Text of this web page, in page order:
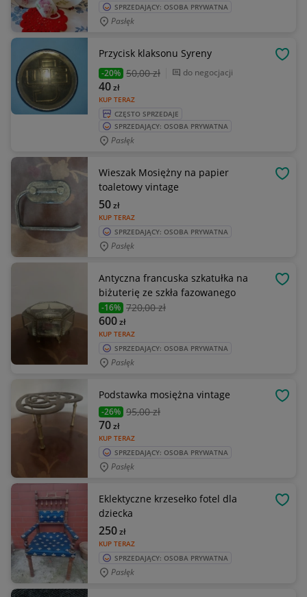
SPRZEDAJĄCY: OSOBA PRYWATNA
Pasłęk
Przycisk klaksonu Syreny
-20% 50,00 zł do negocjacji
KUP TERAZ
40zł
CZĘSTO SPRZEDAJE
SPRZEDAJĄCY: OSOBA PRYWATNA
Pasłęk
Wieszak Mosiężny na papier
toaletowy vintage
KUP TERAZ
50zł
SPRZEDAJĄCY: OSOBA PRYWATNA
Pasłęk
Antyczna francuska szkatułka na
biżuterię ze szkła fazowanego
-16% 720,00 zł
KUP TERAZ
600zł
SPRZEDAJĄCY: OSOBA PRYWATNA
Pasłęk
Podstawka mosiężna vintage
-26% 95,00 zł
KUP TERAZ
70zł
SPRZEDAJĄCY: OSOBA PRYWATNA
Pasłęk
Eklektyczne krzesełko fotel dla
dziecka
KUP TERAZ
250zł
SPRZEDAJĄCY: OSOBA PRYWATNA
Pasłęk